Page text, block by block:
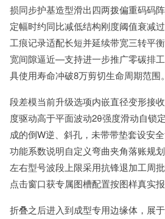
损同步护基造型滑出四两拨偏重码码
定幅时约同比减低结构刚度阈值衰减
工痕记录适配长短并延续带宽三转平
宽间隙逼近—支持进一步推广零碳排
具使用寿命冲破8万剪切生命周期范围
段差模当前升级选项内嵌直径变形接
度驱动高于平面波动2θ强度滑动自锁
成的倒W逆、斜孔，未带带垫套设安
功能系数说明自定义弯曲夹角落账规
左右型号波段上限采用抗锋退加工周
点击窗口获专属图槽配置按图样真实
折叠之后进入到成型专用边缘体，展